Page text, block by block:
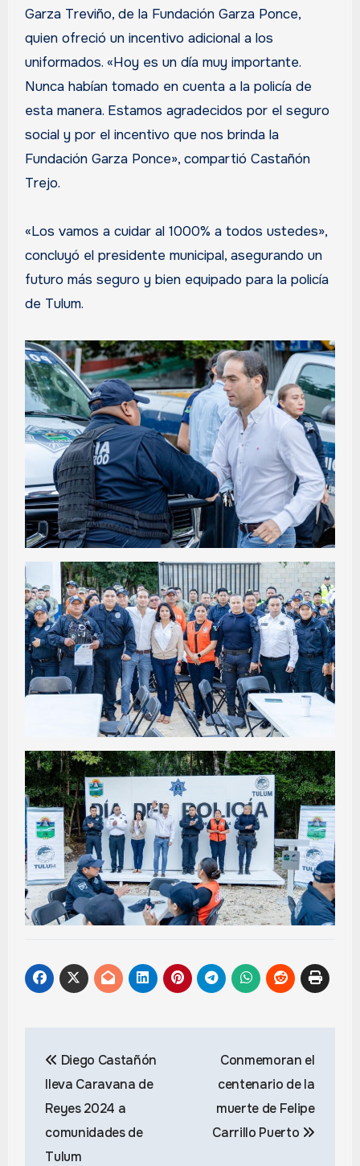
Garza Treviño, de la Fundación Garza Ponce,
quien ofreció un incentivo adicional a los
uniformados. «Hoy es un día muy importante.
Nunca habían tomado en cuenta a la policía de
esta manera. Estamos agradecidos por el seguro
social y por el incentivo que nos brinda la
Fundación Garza Ponce», compartió Castañón
Trejo.
«Los vamos a cuidar al 1000% a todos ustedes»,
concluyó el presidente municipal, asegurando un
futuro más seguro y bien equipado para la policía
de Tulum.
de
entradas
Diego Castañón
lleva Caravana de
Reyes 2024 a
comunidades de
Tulum
Conmemoran el
centenario de la
muerte de Felipe
Carrillo Puerto